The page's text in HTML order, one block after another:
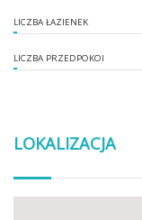
LICZBA ŁAZIENEK
LICZBA PRZEDPOKOI
LOKALIZACJA